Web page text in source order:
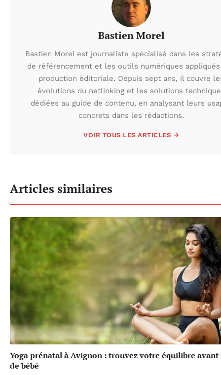
Bastien Morel
Bastien Morel est journaliste spécialisé dans les
de référencement et les outils numériques
production éditoriale. Depuis sept ans, il couvre
évolutions du netlinking et les solutions
dédiées au guide de contenu, en analysant leurs
concrets dans les rédactions.
VOIR TOUS LES ARTICLES →
Articles similaires
Yoga prénatal à Avignon : trouvez votre équilibre
de bébé